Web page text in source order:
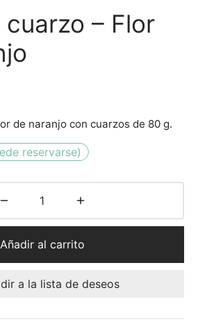
– Flor
de naranjo con cuarzos de 80 g.
reservarse)
Añadir al carrito
a la lista de deseos